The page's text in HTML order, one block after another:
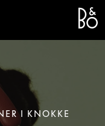
I KNOKKE